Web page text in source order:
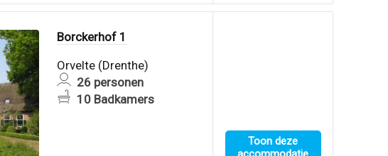
Borckerhof 1
Orvelte (Drenthe)
26 personen
10 Badkamers
Toon deze